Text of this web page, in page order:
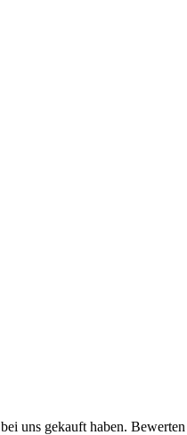
uns gekauft haben.